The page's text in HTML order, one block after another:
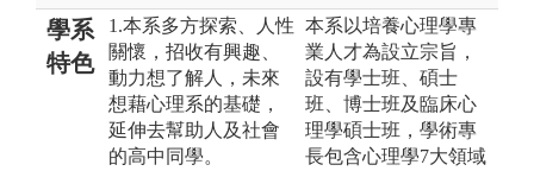
學系
特色
1.本系多方探索、人性
關懷，招收有興趣、
動力想了解人，未來
想藉心理系的基礎，
延伸去幫助人及社會
的高中同學。
本系以培養心理學專
業人才為設立宗旨，
設有學士班、碩士
班、博士班及臨床心
理學碩士班，學術專
長包含心理學7大領域